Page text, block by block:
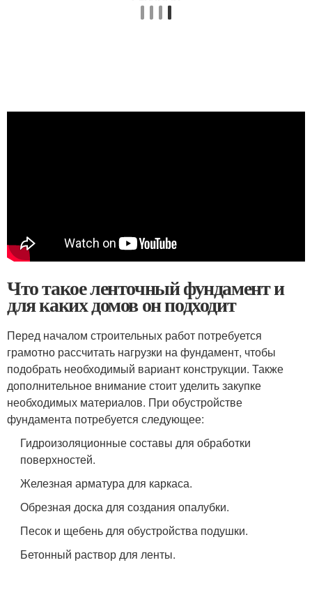
Что такое ленточный фундамент и
для каких домов он подходит
Перед началом строительных работ потребуется
грамотно рассчитать нагрузки на фундамент, чтобы
подобрать необходимый вариант конструкции. Также
дополнительное внимание стоит уделить закупке
необходимых материалов. При обустройстве
фундамента потребуется следующее:
Гидроизоляционные составы для обработки
поверхностей.
Железная арматура для каркаса.
Обрезная доска для создания опалубки.
Песок и щебень для обустройства подушки.
Бетонный раствор для ленты.